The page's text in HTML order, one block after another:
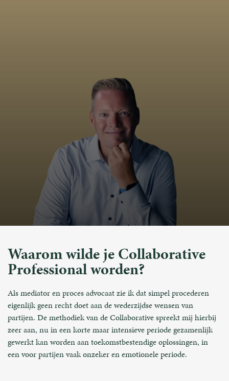
Waarom wilde je Collaborative
Professional worden?
Als mediator en proces advocaat zie ik dat simpel procederen
eigenlijk geen recht doet aan de wederzijdse wensen van
partijen. De methodiek van de Collaborative spreekt mij hierbij
zeer aan, nu in een korte maar intensieve periode gezamenlijk
gewerkt kan worden aan toekomstbestendige oplossingen, in
een voor partijen vaak onzeker en emotionele periode.